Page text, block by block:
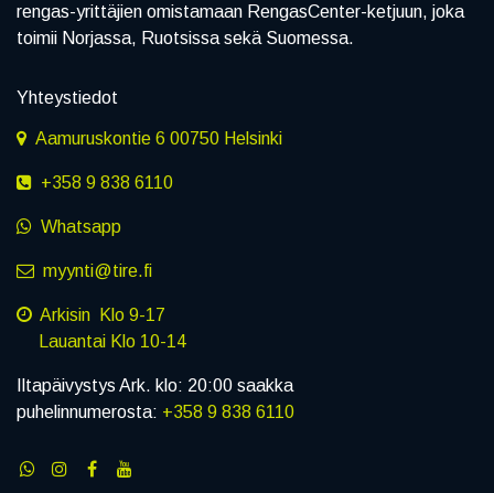
rengas-yrittäjien omistamaan RengasCenter-ketjuun, joka
toimii Norjassa, Ruotsissa sekä Suomessa.
Yhteystiedot
Aamuruskontie 6 00750 Helsinki
+358 9 838 6110
Whatsapp
myynti@tire.fi
Arkisin Klo 9-17
Lauantai Klo 10-14
Iltapäivystys Ark. klo: 20:00 saakka
puhelinnumerosta: +358 9 838 6110